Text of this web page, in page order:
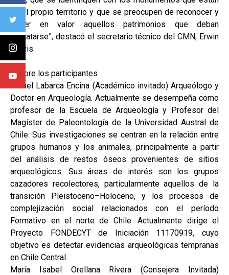
en el propio territorio y que se preocupen de reconocer y
poner en valor aquellos patrimonios que deban
rescatarse”, destacó el secretario técnico del CMN, Erwin
Brevis.
Sobre los participantes
Rafael Labarca Encina (Académico invitado) Arqueólogo y
Doctor en Arqueología. Actualmente se desempeña como
profesor de la Escuela de Arqueología y Profesor del
Magíster de Paleontología de la Universidad Austral de
Chile. Sus investigaciones se centran en la relación entre
grupos humanos y los animales, principalmente a partir
del análisis de restos óseos provenientes de sitios
arqueológicos. Sus áreas de interés son los grupos
cazadores recolectores, particularmente aquellos de la
transición Pleistoceno–Holoceno, y los procesos de
complejización social relacionados con el período
Formativo en el norte de Chile. Actualmente dirige el
Proyecto FONDECYT de Iniciación 11170919, cuyo
objetivo es detectar evidencias arqueológicas tempranas
en Chile Central.
María Isabel Orellana Rivera (Consejera Invitada)